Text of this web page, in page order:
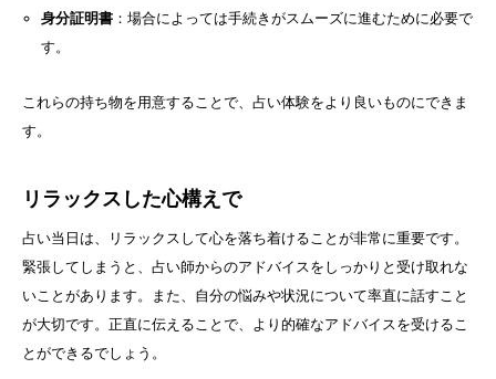
身分証明書：場合によっては手続きがスムーズに進むために必要で
す。
これらの持ち物を用意することで、占い体験をより良いものにできま
す。
リラックスした心構えで
占い当日は、リラックスして心を落ち着けることが非常に重要です。
緊張してしまうと、占い師からのアドバイスをしっかりと受け取れな
いことがあります。また、自分の悩みや状況について率直に話すこと
が大切です。正直に伝えることで、より的確なアドバイスを受けるこ
とができるでしょう。